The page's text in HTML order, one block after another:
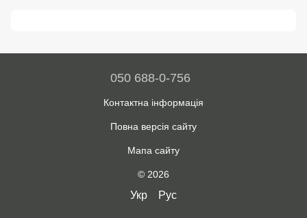
050 688-0-756
Контактна інформація
Повна версія сайту
Мапа сайту
© 2026
Укр Рус